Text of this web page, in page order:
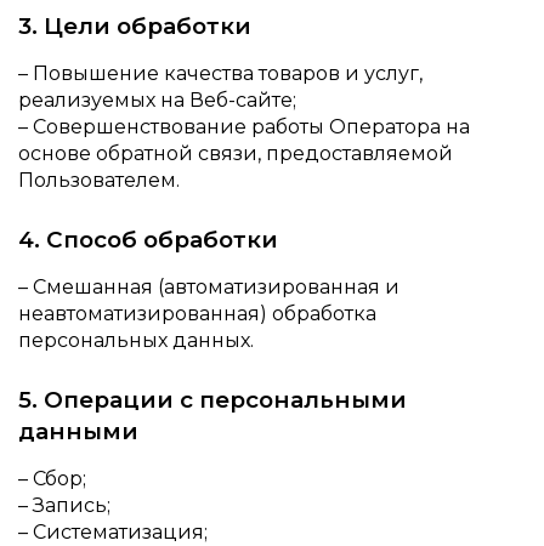
3. Цели обработки
– Повышение качества товаров и услуг,
реализуемых на Веб-сайте;
– Совершенствование работы Оператора на
основе обратной связи, предоставляемой
Пользователем.
4. Способ обработки
– Смешанная (автоматизированная и
неавтоматизированная) обработка
персональных данных.
5. Операции с персональными
данными
– Сбор;
– Запись;
– Систематизация;